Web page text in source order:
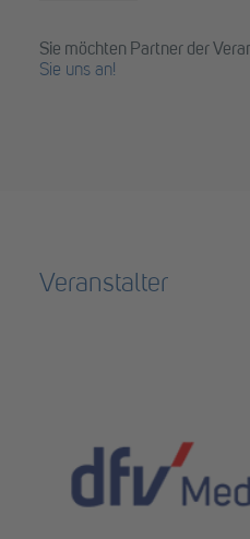
Sie möchten Partner der
Sie uns an!
Veranstalter